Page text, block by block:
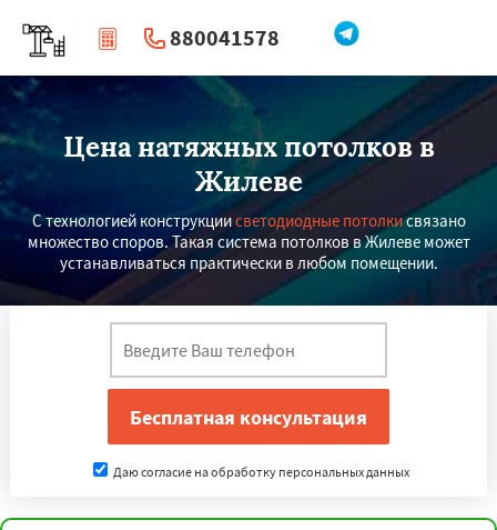
880041578
| Перезвоните мне
Цена натяжных потолков в
Жилеве
С технологией конструкциисветодиодные потолкисвязано
множество споров. Такая система потолков в Жилеве может
устанавливаться практически в любом помещении.
Даю согласие на обработку персональных данных